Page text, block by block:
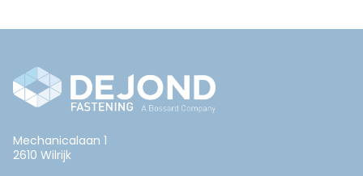
Mechanicalaan 1
2610 Wilrijk